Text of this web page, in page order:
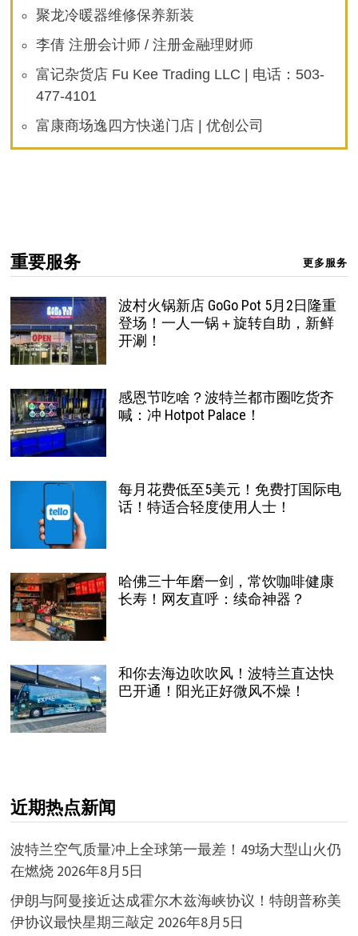
聚龙冷暖器维修保养新装
李倩 注册会计师 / 注册金融理财师
富记杂货店 Fu Kee Trading LLC | 电话：503-
477-4101
富康商场逸四方快递门店 | 优创公司
重要服务 更多服务
波村火锅新店 GoGo Pot 5月2日隆重
登场！一人一锅＋旋转自助，新鲜
开涮！
感恩节吃啥？波特兰都市圈吃货齐
喊：冲 Hotpot Palace！
每月花费低至5美元！免费打国际电
话！特适合轻度使用人士！
哈佛三十年磨一剑，常饮咖啡健康
长寿！网友直呼：续命神器？
和你去海边吹吹风！波特兰直达快
巴开通！阳光正好微风不燥！
近期热点新闻
波特兰空气质量冲上全球第一最差！49场大型山火仍
在燃烧 2026年8月5日
伊朗与阿曼接近达成霍尔木兹海峡协议！特朗普称美
伊协议最快星期三敲定 2026年8月5日